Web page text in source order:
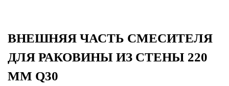
ВНЕШНЯЯ ЧАСТЬ СМЕСИТЕЛЯ
ДЛЯ РАКОВИНЫ ИЗ СТЕНЫ 220
ММ Q30